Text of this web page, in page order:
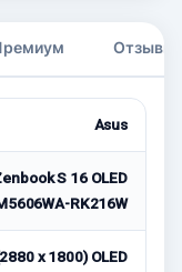
Отзывы
Asus
S 16 OLED
RK216W
x 1800) OLED